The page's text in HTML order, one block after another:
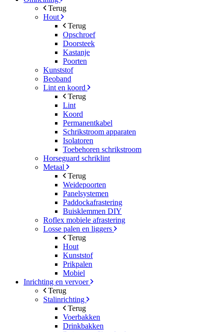
Terug
Hout
Terug
Opschroef
Doorsteek
Kastanje
Poorten
Kunststof
Beoband
Lint en koord
Terug
Lint
Koord
Permanentkabel
Schrikstroom apparaten
Isolatoren
Toebehoren schrikstroom
Horseguard schriklint
Metaal
Terug
Weidepoorten
Panelsystemen
Paddockafrastering
Buisklemmen DIY
Roflex mobiele afrastering
Losse palen en liggers
Terug
Hout
Kunststof
Prikpalen
Mobiel
Inrichting en vervoer
Terug
Stalinrichting
Terug
Voerbakken
Drinkbakken